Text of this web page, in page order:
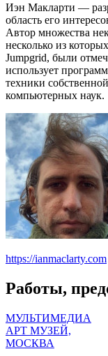
Иэн Макларти —
область его
Автор множества
несколько из
Jumpgrid, были
использует
техники
компьютерных наук.
https://ianmaclarty.com
Работы,
МУЛЬТИМЕДИА
АРТ МУЗЕЙ,
МОСКВА